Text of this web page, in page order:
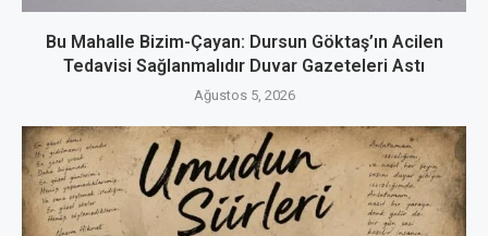
Bu Mahalle Bizim-Çayan: Dursun Göktaş’ın Acilen
Tedavisi Sağlanmalıdır Duvar Gazeteleri Astı
Ağustos 5, 2026